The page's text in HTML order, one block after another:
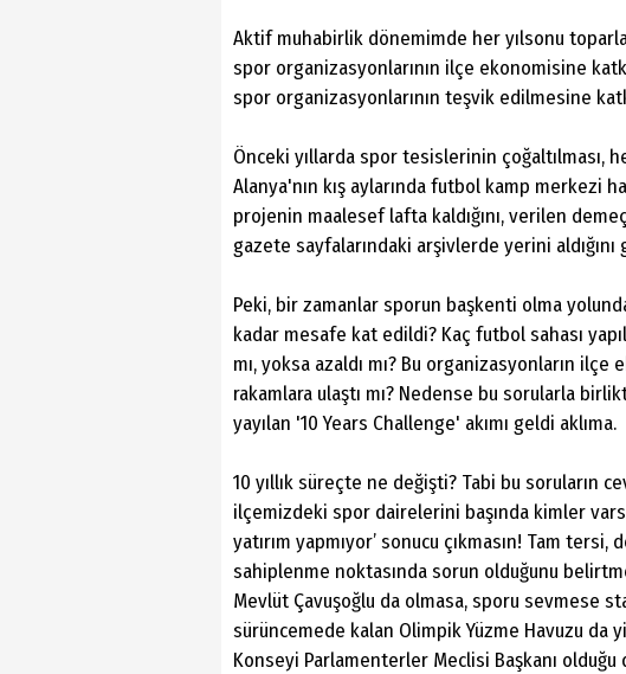
Aktif muhabirlik dönemimde her yılsonu
spor organizasyonlarının ilçe ekonomisine
spor organizasyonlarının teşvik edilmesine
Önceki yıllarda spor tesislerinin çoğaltılması,
Alanya'nın kış aylarında futbol kamp merkezi
projenin maalesef lafta kaldığını, verilen
gazete sayfalarındaki arşivlerde yerini aldığını
Peki, bir zamanlar sporun başkenti olma
kadar mesafe kat edildi? Kaç futbol sahası
mı, yoksa azaldı mı? Bu organizasyonların
rakamlara ulaştı mı? Nedense bu sorularla
yayılan '10 Years Challenge' akımı geldi aklıma.
10 yıllık süreçte ne değişti? Tabi bu soruların
ilçemizdeki spor dairelerini başında kimler
yatırım yapmıyor’ sonucu çıkmasın! Tam
sahiplenme noktasında sorun olduğunu
Mevlüt Çavuşoğlu da olmasa, sporu sevmese
sürüncemede kalan Olimpik Yüzme Havuzu da
Konseyi Parlamenterler Meclisi Başkanı olduğu